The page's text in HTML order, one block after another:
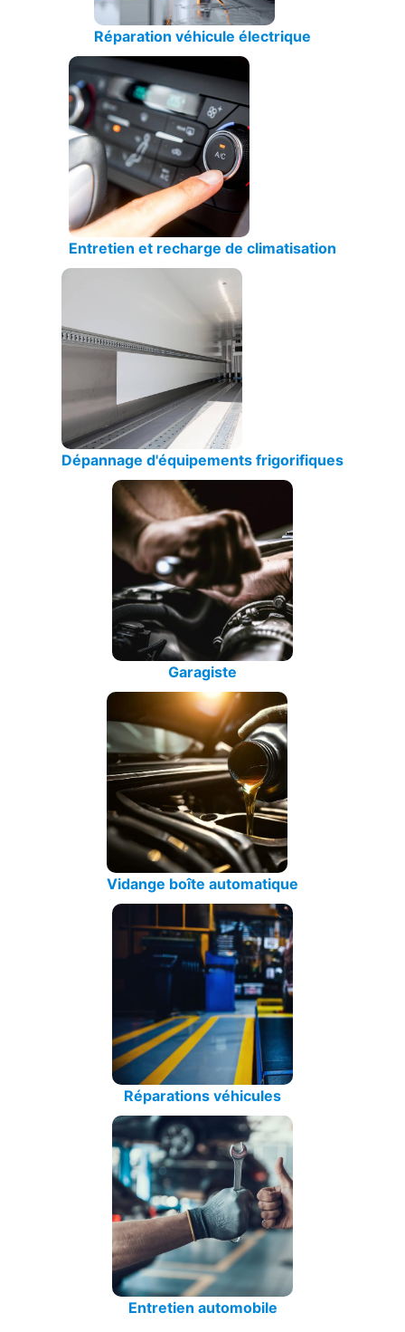
Réparation véhicule électrique
Entretien et recharge de climatisation
Dépannage d'équipements frigorifiques
Garagiste
Vidange boîte automatique
Réparations véhicules
Entretien automobile